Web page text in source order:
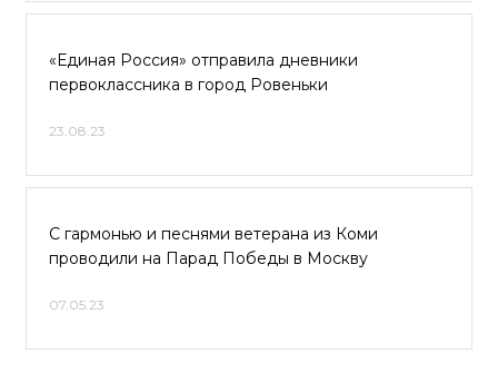
«Единая Россия» отправила дневники
первоклассника в город Ровеньки
23.08.23
С гармонью и песнями ветерана из Коми
проводили на Парад Победы в Москву
07.05.23